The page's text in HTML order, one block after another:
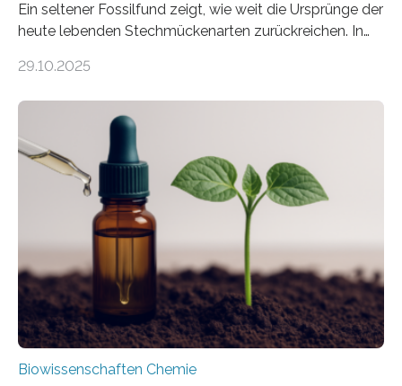
Ein seltener Fossilfund zeigt, wie weit die Ursprünge der
heute lebenden Stechmückenarten zurückreichen. In
Forschende die bisher älteste bekannte Stechmücken-
Region Kachin in Myanmar und hat sich in
ausgezeichnetem Zustand erhalten. Es konnte als neue
Art einer neuen Gattung beschrieben werden und trägt
nun den Namen Cretosabethes primaevus. Dieser erste
fossile Nachweis einer Stechmückenlarve in Bernstein
stellt gleichzeitig den ersten Fossilfund einer
Mückenlarve aus dem Mesozoikum dar, denn…
29.10.2025
Biowissenschaften Chemie